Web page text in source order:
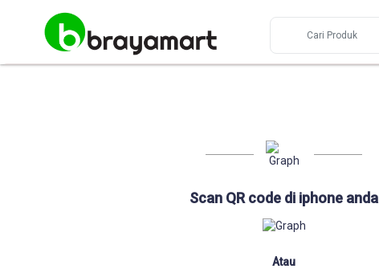
Scan QR code di iphone anda
Atau